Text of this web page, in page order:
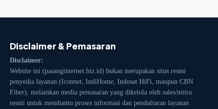
Disclaimer & Pemasaran
Disclaimer:
Website ini (pasanginternet.biz.id) bukan merupakan situs resmi
penyedia layanan (Iconnet, IndiHome, Indosat HiFi, maupun CBN
Fiber), melainkan media pemasaran yang dikelola oleh sales/mitra
resmi untuk membantu proses informasi dan pendaftaran layanan